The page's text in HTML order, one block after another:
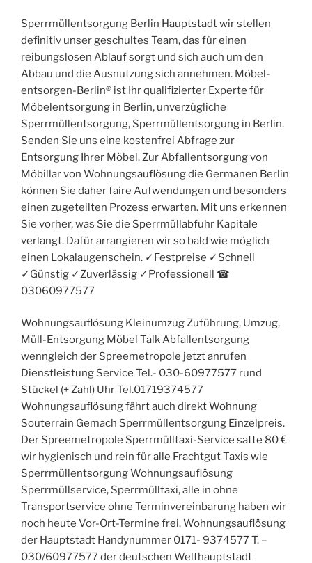
Sperrmüllentsorgung Berlin Hauptstadt wir stellen
definitiv unser geschultes Team, das für einen
reibungslosen Ablauf sorgt und sich auch um den
Abbau und die Ausnutzung sich annehmen. Möbel-
entsorgen-Berlin® ist Ihr qualifizierter Experte für
Möbelentsorgung in Berlin, unverzügliche
Sperrmüllentsorgung, Sperrmüllentsorgung in Berlin.
Senden Sie uns eine kostenfrei Abfrage zur
Entsorgung Ihrer Möbel. Zur Abfallentsorgung von
Möbillar von Wohnungsauflösung die Germanen Berlin
können Sie daher faire Aufwendungen und besonders
einen zugeteilten Prozess erwarten. Mit uns erkennen
Sie vorher, was Sie die Sperrmüllabfuhr Kapitale
verlangt. Dafür arrangieren wir so bald wie möglich
einen Lokalaugenschein. ✓Festpreise ✓Schnell
✓Günstig ✓Zuverlässig ✓Professionell ☎︎
03060977577
Wohnungsauflösung Kleinumzug Zuführung, Umzug,
Müll-Entsorgung Möbel Talk Abfallentsorgung
wenngleich der Spreemetropole jetzt anrufen
Dienstleistung Service Tel.- 030-60977577 rund
Stückel (+ Zahl) Uhr Tel.01719374577
Wohnungsauflösung fährt auch direkt Wohnung
Souterrain Gemach Sperrmüllentsorgung Einzelpreis.
Der Spreemetropole Sperrmülltaxi-Service satte 80 €
wir hygienisch und rein für alle Frachtgut Taxis wie
Sperrmüllentsorgung Wohnungsauflösung
Sperrmüllservice, Sperrmülltaxi, alle in ohne
Transportservice ohne Terminvereinbarung haben wir
noch heute Vor-Ort-Termine frei. Wohnungsauflösung
der Hauptstadt Handynummer 0171- 9374577 T. –
030/60977577 der deutschen Welthauptstadt